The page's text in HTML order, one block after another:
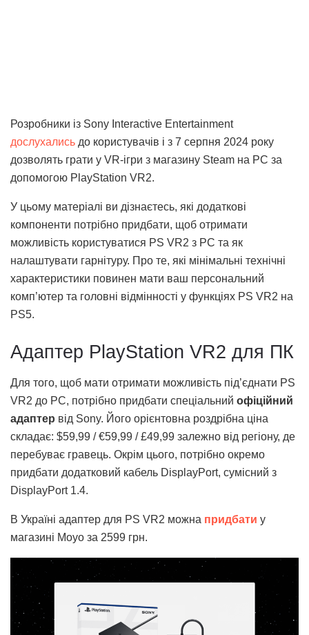
Розробники із Sony Interactive Entertainment
дослухались до користувачів і з 7 серпня 2024 року
дозволять грати у VR-ігри з магазину Steam на PC за
допомогою PlayStation VR2.
У цьому матеріалі ви дізнаєтесь, які додаткові
компоненти потрібно придбати, щоб отримати
можливість користуватися PS VR2 з PC та як
налаштувати гарнітуру. Про те, які мінімальні технічні
характеристики повинен мати ваш персональний
комп’ютер та головні відмінності у функціях PS VR2 на
PS5.
Адаптер PlayStation VR2 для ПК
Для того, щоб мати отримати можливість під’єднати PS
VR2 до PC, потрібно придбати спеціальний офіційний
адаптер від Sony. Його орієнтовна роздрібна ціна
складає: $59,99 / €59,99 / £49,99 залежно від регіону, де
перебуває гравець. Окрім цього, потрібно окремо
придбати додатковий кабель DisplayPort, сумісний з
DisplayPort 1.4.
В Україні адаптер для PS VR2 можна придбати у
магазині Moyo за 2599 грн.